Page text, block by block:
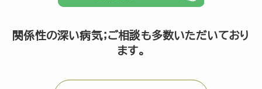
関係性の深い病気；ご相談も多数いただいており
ます。